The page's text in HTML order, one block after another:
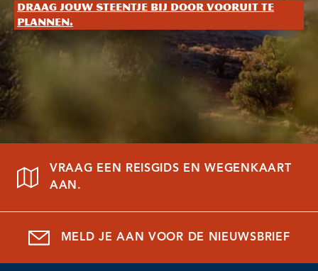
Draag jouw steentje bij door vooruit te
plannen.
VRAAG EEN REISGIDS EN WEGENKAART
AAN.
MELD JE AAN VOOR DE NIEUWSBRIEF